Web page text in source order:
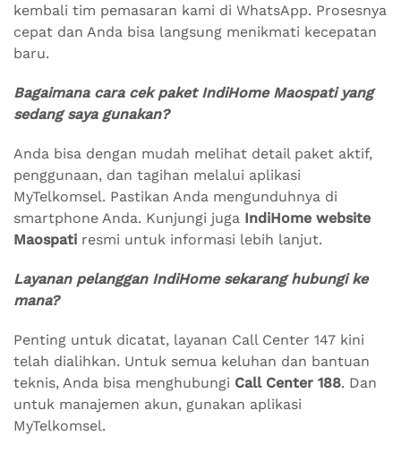
kembali tim pemasaran kami di WhatsApp. Prosesnya
cepat dan Anda bisa langsung menikmati kecepatan
baru.
Bagaimana cara cek paket IndiHome Maospati yang
sedang saya gunakan?
Anda bisa dengan mudah melihat detail paket aktif,
penggunaan, dan tagihan melalui aplikasi
MyTelkomsel. Pastikan Anda mengunduhnya di
smartphone Anda. Kunjungi juga IndiHome website
Maospati resmi untuk informasi lebih lanjut.
Layanan pelanggan IndiHome sekarang hubungi ke
mana?
Penting untuk dicatat, layanan Call Center 147 kini
telah dialihkan. Untuk semua keluhan dan bantuan
teknis, Anda bisa menghubungi Call Center 188. Dan
untuk manajemen akun, gunakan aplikasi
MyTelkomsel.